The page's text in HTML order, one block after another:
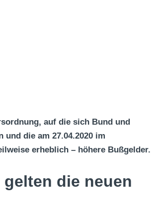
auf die sich Bund und
die am 27.04.2020 im
erheblich – höhere Bußgelder.
die neuen